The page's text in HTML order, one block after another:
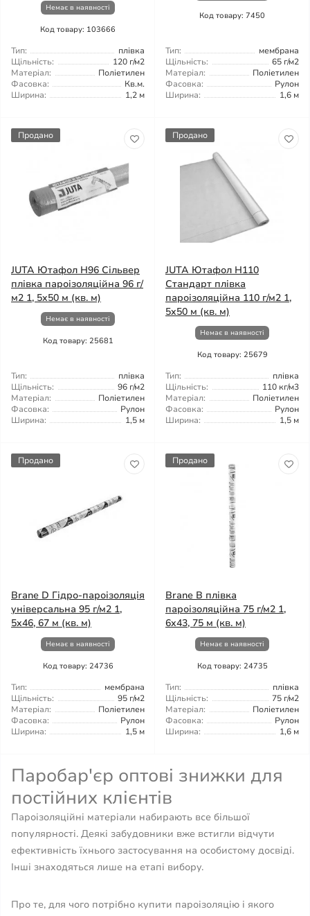
Немає в наявності
Код товару: 103666
Тип:
плівка
Щільність:
120 г/м2
Матеріал:
Поліетилен
Фасовка:
Кв.м.
Ширина:
1,2 м
Код товару: 7450
Тип:
мембрана
Щільність:
65 г/м2
Матеріал:
Поліетилен
Фасовка:
Рулон
Ширина:
1,6 м
Продано
JUTA Ютафол Н96 Сільвер
плівка пароізоляційна 96 г/
м2 1, 5x50 м (кв. м)
Немає в наявності
Код товару: 25681
Тип:
плівка
Щільність:
96 г/м2
Матеріал:
Поліетилен
Фасовка:
Рулон
Ширина:
1,5 м
Продано
JUTA Ютафол Н110
Стандарт плівка
пароізоляційна 110 г/м2 1,
5x50 м (кв. м)
Немає в наявності
Код товару: 25679
Тип:
плівка
Щільність:
110 кг/м3
Матеріал:
Поліетилен
Фасовка:
Рулон
Ширина:
1,5 м
Продано
Brane D Гідро-пароізоляція
універсальна 95 г/м2 1,
5x46, 67 м (кв. м)
Немає в наявності
Код товару: 24736
Тип:
мембрана
Щільність:
95 г/м2
Матеріал:
Поліетилен
Фасовка:
Рулон
Ширина:
1,5 м
Продано
Brane B плівка
пароізоляційна 75 г/м2 1,
6x43, 75 м (кв. м)
Немає в наявності
Код товару: 24735
Тип:
плівка
Щільність:
75 г/м2
Матеріал:
Поліетилен
Фасовка:
Рулон
Ширина:
1,6 м
Паробар'єр оптові знижки для
постійних клієнтів
Пароізоляційні матеріали набирають все більшої
популярності. Деякі забудовники вже встигли відчути
ефективність їхнього застосування на особистому досвіді.
Інші знаходяться лише на етапі вибору.
Про те, для чого потрібно купити пароізоляцію і якого